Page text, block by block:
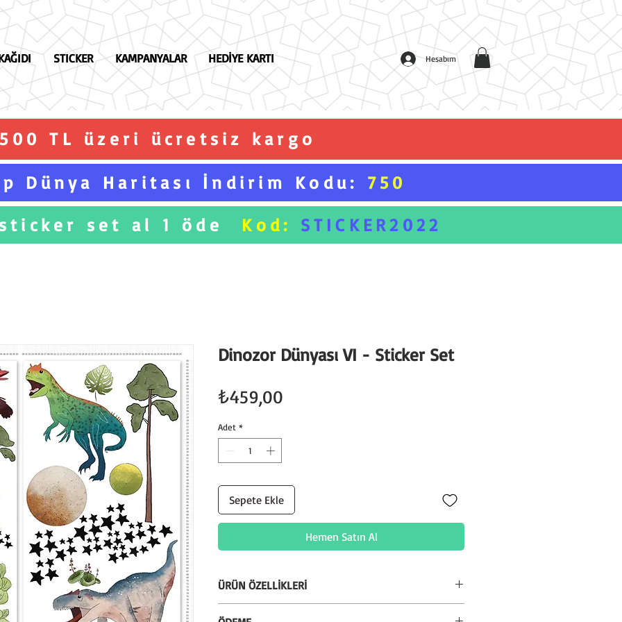
STICKER KAMPANYALAR HEDİYE KARTI Hesabım
TL üzeri ücretsiz kargo
Dünya Haritası İndirim Kodu: 750
set al 1 öde Kod: STICKER2022
Dinozor Dünyası VI - Sticker Set
₺459,00
Adet *
Sepete Ekle
Hemen Satın Al
ÜRÜN ÖZELLİKLERİ